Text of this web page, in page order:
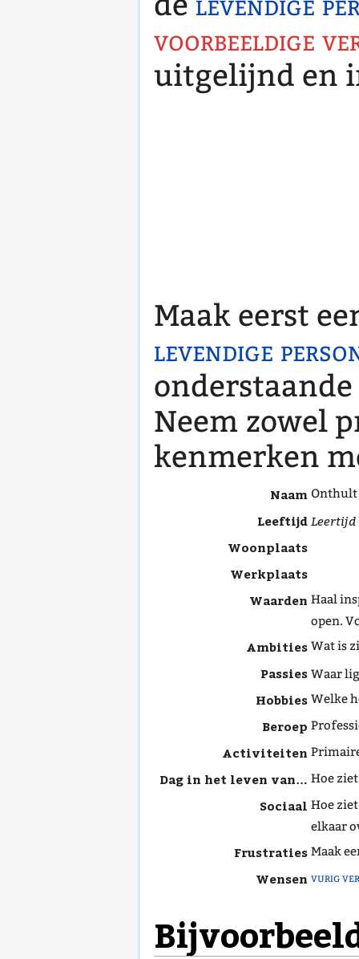
voorbeeldige
uitgelijnd en
Maak eerst
levendige
Neem zowel
kenmerken
Naam Onthult
Leeftijd Leertijd
Woonplaats
Werkplaats
Waarden Haal
open.
Ambities Wat is
Passies Waar
Hobbies Welke
Beroep
Activiteiten
Dag in het leven van… Hoe
Sociaal Hoe
elkaar
Frustraties Maak
Wensen vurig